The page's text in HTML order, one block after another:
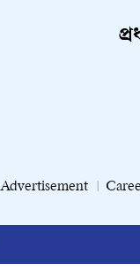
Advertisement